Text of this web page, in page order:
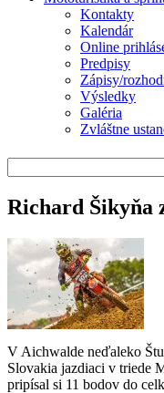
Kontakty
Kalendár
Online
Predpisy
Zápisy/
Výsledky
Galéria
Zvláštne
Richard Šikyňa
V Aichwalde neďaleko
Slovakia jazdiaci v triede
pripísal si 11 bodov do